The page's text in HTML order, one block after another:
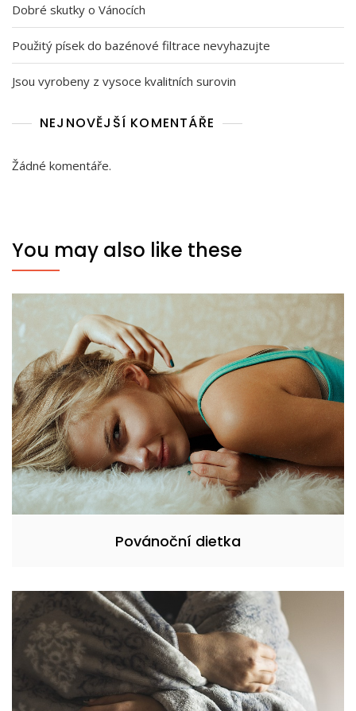
Dobré skutky o Vánocích
Použitý písek do bazénové filtrace nevyhazujte
Jsou vyrobeny z vysoce kvalitních surovin
NEJNOVĚJŠÍ KOMENTÁŘE
Žádné komentáře.
You may also like these
Povánoční dietka